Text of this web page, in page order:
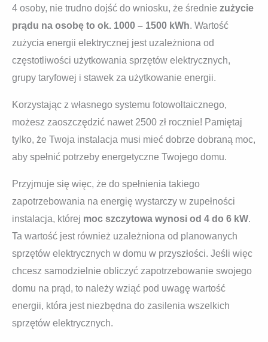
4 osoby, nie trudno dojść do wniosku, że średnie zużycie
prądu na osobę to ok. 1000 – 1500 kWh. Wartość
zużycia energii elektrycznej jest uzależniona od
częstotliwości użytkowania sprzętów elektrycznych,
grupy taryfowej i stawek za użytkowanie energii.
Korzystając z własnego systemu fotowoltaicznego,
możesz zaoszczędzić nawet 2500 zł rocznie! Pamiętaj
tylko, że Twoja instalacja musi mieć dobrze dobraną moc,
aby spełnić potrzeby energetyczne Twojego domu.
Przyjmuje się więc, że do spełnienia takiego
zapotrzebowania na energię wystarczy w zupełności
instalacja, której moc szczytowa wynosi od 4 do 6 kW.
Ta wartość jest również uzależniona od planowanych
sprzętów elektrycznych w domu w przyszłości. Jeśli więc
chcesz samodzielnie obliczyć zapotrzebowanie swojego
domu na prąd, to należy wziąć pod uwagę wartość
energii, która jest niezbędna do zasilenia wszelkich
sprzętów elektrycznych.